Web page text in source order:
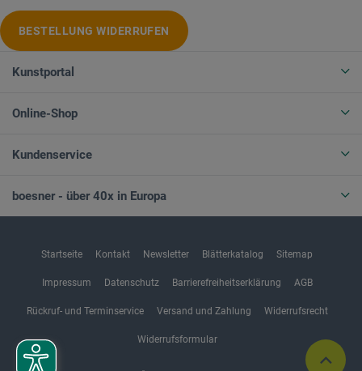
BESTELLUNG WIDERRUFEN
Kunstportal
Online-Shop
Kundenservice
boesner - über 40x in Europa
Startseite Kontakt Newsletter Blätterkatalog Sitemap
Impressum Datenschutz Barrierefreiheitserklärung AGB
Rückruf- und Terminservice Versand und Zahlung Widerrufsrecht
Widerrufsformular